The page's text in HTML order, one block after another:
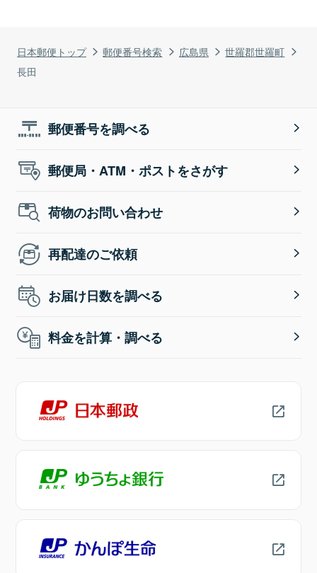
日本郵便トップ 郵便番号検索 広島県
世羅郡世羅町
長田
郵便番号を調べる
郵便局・ATM・ポストをさがす
荷物のお問い合わせ
再配達のご依頼
お届け日数を調べる
料金を計算・調べる